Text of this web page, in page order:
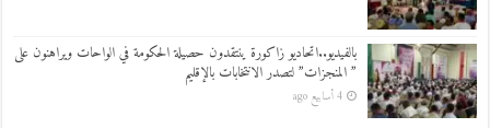
بالفيديو..اتحاديو زاكورة ينتقدون حصيلة الحكومة في الواحات ويراهنون على
” المنجزات” لتصدر الانتخابات بالإقليم
4 أسابيع ago